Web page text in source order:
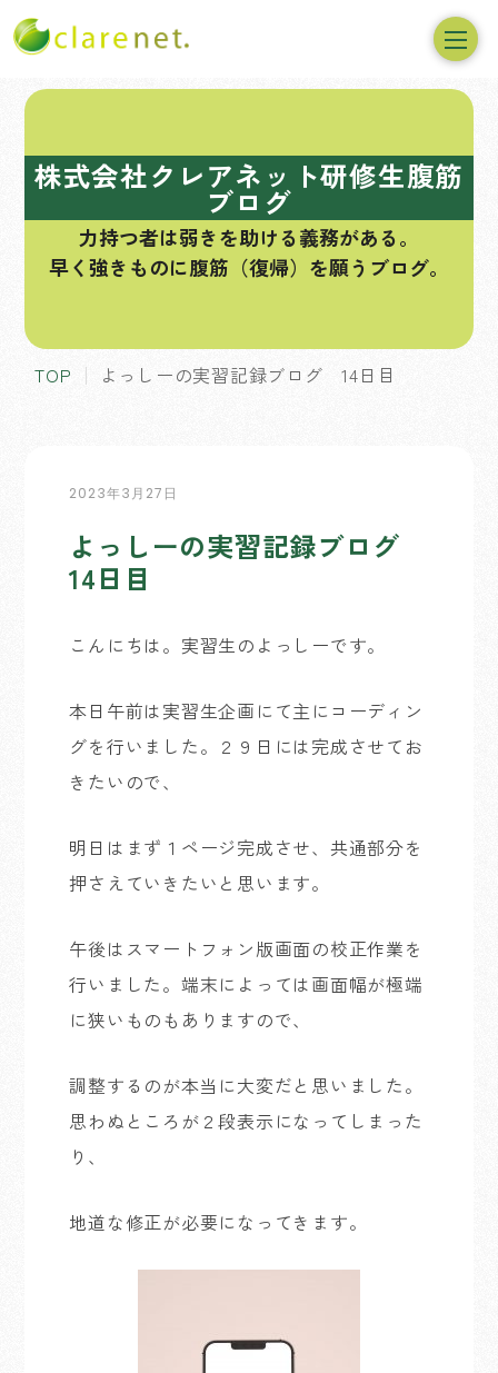
株式会社クレアネット研修生腹筋
ブログ
力持つ者は弱きを助ける義務がある。
早く強きものに腹筋（復帰）を願うブログ。
TOP よっしーの実習記録ブログ 14日目
2023年3月27日
よっしーの実習記録ブログ
14日目
こんにちは。実習生のよっしーです。
本日午前は実習生企画にて主にコーディン
グを行いました。２９日には完成させてお
きたいので、
明日はまず１ページ完成させ、共通部分を
押さえていきたいと思います。
午後はスマートフォン版画面の校正作業を
行いました。端末によっては画面幅が極端
に狭いものもありますので、
調整するのが本当に大変だと思いました。
思わぬところが２段表示になってしまった
り、
地道な修正が必要になってきます。